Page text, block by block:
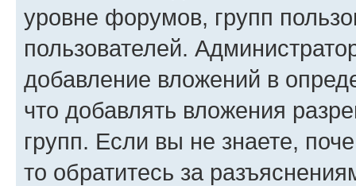
уровне форумов, групп
пользователей.
добавление вложений в
что добавлять вложения
групп. Если вы не знаете,
то обратитесь за